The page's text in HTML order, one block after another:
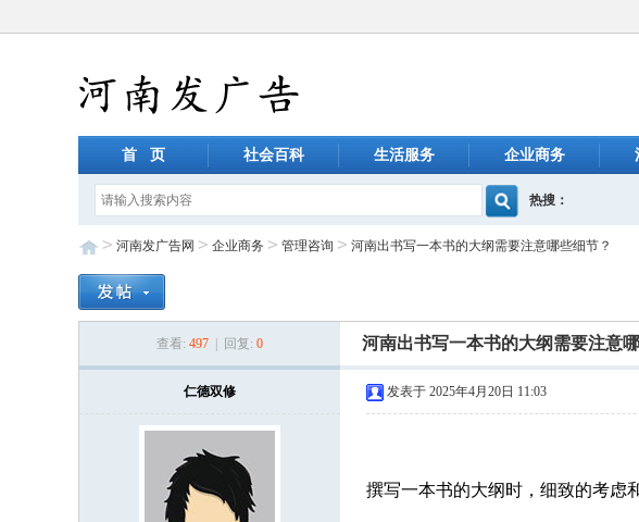
首 页 社会百科 生活服务 企业商务
热搜：
> 河南发广告网 > 企业商务 > 管理咨询 > 河南出书写一本书的大纲需要注意哪些细节？
查看: 497| 回复: 0
仁德双修
河南出书写一本书的大纲需要注意
发表于 2025年4月20日 11:03
撰写一本书的大纲时，细致的考虑